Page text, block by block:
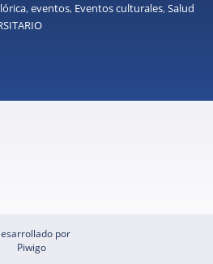
,eventos, Eventos culturales,Salud
por
Piwigo